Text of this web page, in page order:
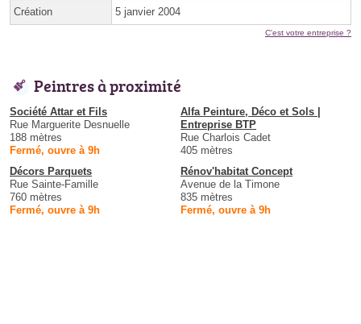
Création 5 janvier 2004
C'est votre entreprise ?
Peintres à proximité
Société Attar et Fils
Rue Marguerite Desnuelle
188 mètres
Fermé, ouvre à 9h
Alfa Peinture, Déco et Sols |
Entreprise BTP
Rue Charlois Cadet
405 mètres
Décors Parquets
Rue Sainte-Famille
760 mètres
Fermé, ouvre à 9h
Rénov'habitat Concept
Avenue de la Timone
835 mètres
Fermé, ouvre à 9h